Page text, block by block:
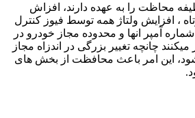
محاظت را به عهده دارند، افزاش
، افزایش ولتاژ همه توسط فیوز کنترل
آمپر انها و محدوده مجاز خودرو در
میکنند چانچه تغییر بزرگی در اندزاه مجاز
این امر باعث محافظت از بخش های